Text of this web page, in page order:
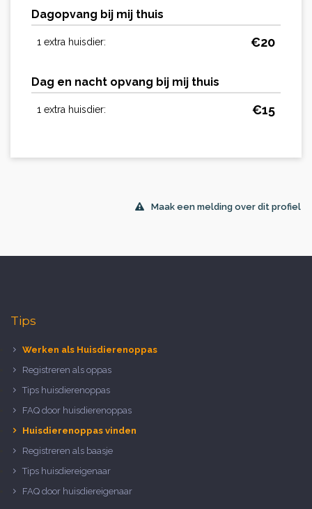
Dagopvang bij mij thuis
1 extra huisdier: €20
Dag en nacht opvang bij mij thuis
1 extra huisdier: €15
Maak een melding over dit profiel
Tips
Werken als Huisdierenoppas
Registreren als oppas
Tips huisdierenoppas
FAQ door huisdierenoppas
Huisdierenoppas vinden
Registreren als baasje
Tips huisdiereigenaar
FAQ door huisdiereigenaar